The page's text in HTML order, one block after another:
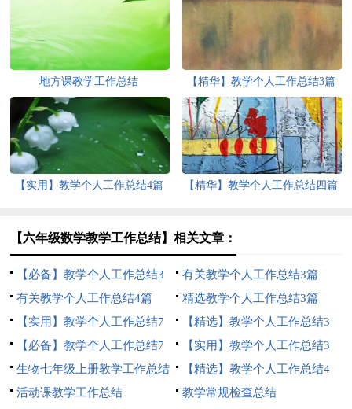
地方课教学工作总结 【精华】教学个人工作总结3篇
【实用】教学个人工作总结4篇 【精华】教学个人工作总结四篇
【六年级数学教学工作总结】相关文章：
【必备】教学个人工作总结3
篇
有关教学个人工作总结3篇
有关教学个人工作总结4篇
精选教学个人工作总结3篇
【实用】教学个人工作总结7
篇
【精选】教学个人工作总结3
篇
【必备】教学个人工作总结7
篇
【实用】教学个人工作总结3
篇
生物七年级上册教学工作总结
【精选】教学个人工作总结4
篇
活动课教学工作总结 教学常规检查总结